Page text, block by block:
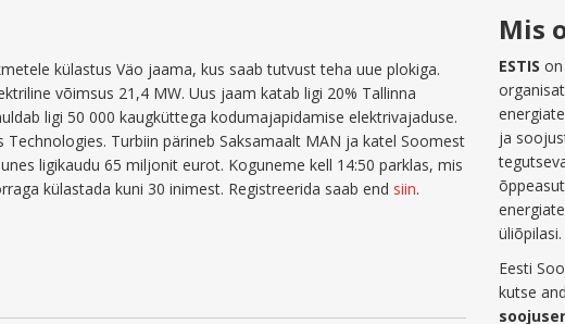
külastus Väo jaama, kus saab tutvust teha uue plokiga.
võimsus 21,4 MW. Uus jaam katab ligi 20% Tallinna
ligi 50 000 kaugküttega kodumajapidamise elektrivajaduse.
Turbiin pärineb Saksamaalt MAN ja katel Soomest
ligikaudu 65 miljonit eurot. Koguneme kell 14:50 parklas, mis
külastada kuni 30 inimest. Registreerida saab end siin.
Mis
ESTIS
ja
üliõpilasi.
Eesti
kutse